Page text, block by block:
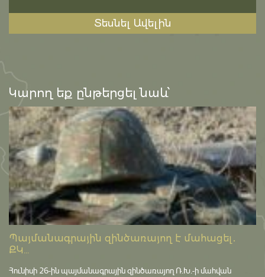
Տեսնել Ավելին
Կարող եք ընթերցել նաև՝
Պայմանագրային զինծառայող է մահացել․
ՔԿ...
Հունիսի 26-ին պայմանագրային զինծառայող Ռ.Խ.-ի մահվան